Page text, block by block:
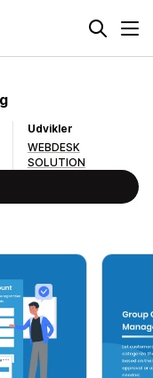
Udvikler
WEBDESK
SOLUTION